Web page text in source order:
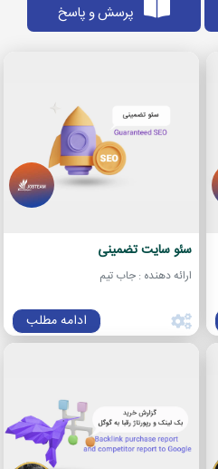
پرسش و پاسخ
سئو سایت تضمینی
ارائه دهنده : جاب تیم
ادامه مطلب